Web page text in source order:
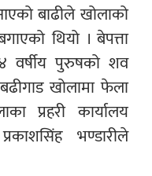
बाढीले खोलाको
थियो । बेपत्ता
वर्षीय पुरुषको शव
खोलामा फेला
प्रहरी कार्यालय
भण्डारीले